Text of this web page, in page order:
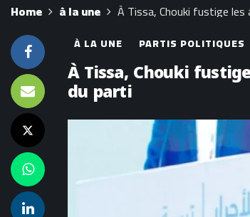
Home à la une À Tissa, Chouki fustige
À LA UNE PARTIS POLITIQUES
À Tissa, Chouki
du parti